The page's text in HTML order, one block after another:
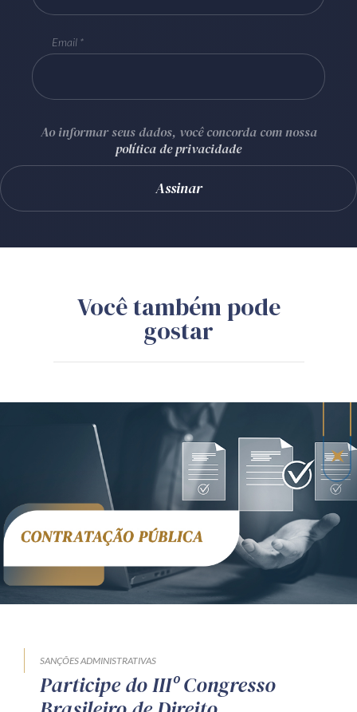
Email
Ao informar seus dados, você concorda com nossa
política de privacidade
Você também pode
gostar
SANÇÕES ADMINISTRATIVAS
Participe do IIIº Congresso